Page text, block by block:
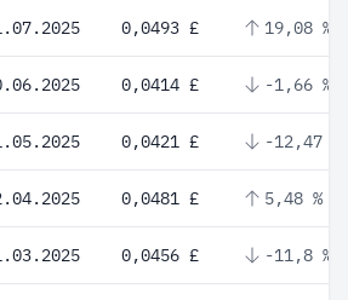
0,0493 £ 19,08 %
0,0414 £ -1,66 %
0,0421 £ -12,47 %
0,0481 £ 5,48 %
0,0456 £ -11,8 %